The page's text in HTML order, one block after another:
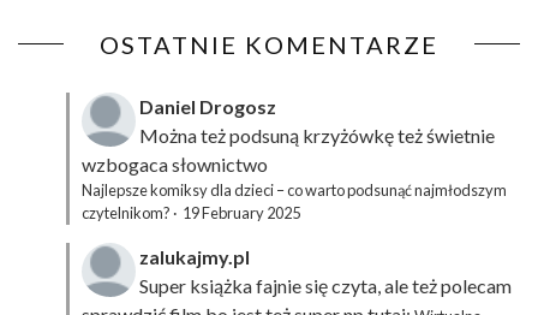
OSTATNIE KOMENTARZE
Daniel Drogosz
Można też podsuną krzyżówkęteż świetnie
wzbogaca słownictwo
Najlepsze komiksy dla dzieci – co warto podsunąć najmłodszym
czytelnikom? · 19 February 2025
zalukajmy.pl
Super książka fajnie się czyta, ale też polecam